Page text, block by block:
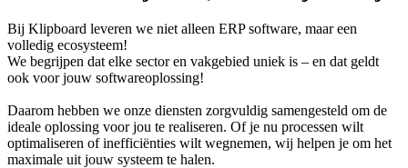
Bij Klipboard leveren we niet alleen ERP software, maar een
volledig ecosysteem!
We begrijpen dat elke sector en vakgebied uniek is – en dat geldt
ook voor jouw softwareoplossing!
Daarom hebben we onze diensten zorgvuldig samengesteld om de
ideale oplossing voor jou te realiseren. Of je nu processen wilt
optimaliseren of inefficiënties wilt wegnemen, wij helpen je om het
maximale uit jouw systeem te halen.